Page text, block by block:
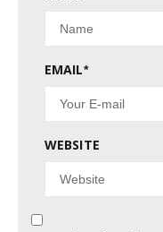
EMAIL*
WEBSITE